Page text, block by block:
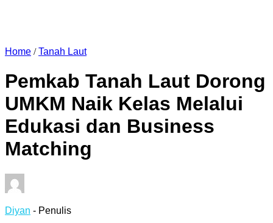
Home /Tanah Laut
Pemkab Tanah Laut Dorong
UMKM Naik Kelas Melalui
Edukasi dan Business
Matching
Diyan - Penulis